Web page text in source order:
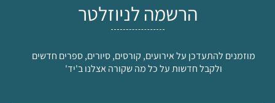
הרשמה לניוזלטר
מוזמנים להתעדכן על אירועים, קורסים, סיורים, ספרים חדשים
ולקבל חדשות על כל מה שקורה אצלנו ב'יד'